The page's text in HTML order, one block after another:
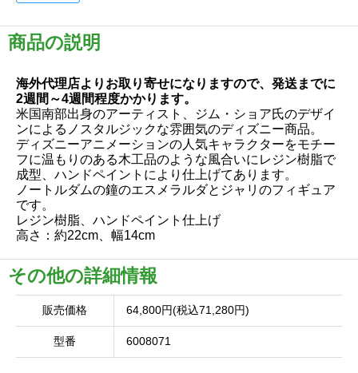
商品の説明
海外代理店よりお取り寄せになりますので、発送までに
2週間～4週間程度かかります。
米国南部出身のアーティスト、ジム・ショア氏のデザイ
ンによるノスタルジックな雰囲気のディズニー商品。
ディズニーアニメーションの人気キャラクターをモチー
フに温もりのある木工品のような風合いにレジン樹脂で
成型、ハンドペイントにより仕上げてあります。
ノートルダムの鐘のエスメラルダとジャリのフィギュア
です。
レジン樹脂、ハンドペイント仕上げ
高さ：約22cm、幅14cm
その他の詳細情報
販売価格 64,800円(税込71,280円)
型番 6008071